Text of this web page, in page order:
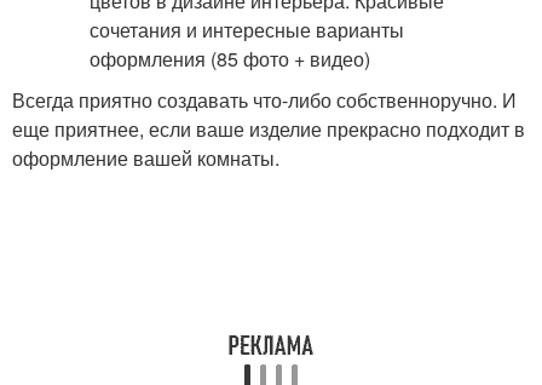
Всегда приятно создавать что-либо собственноручно. И
еще приятнее, если ваше изделие прекрасно подходит в
оформление вашей комнаты.